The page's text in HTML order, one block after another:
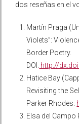
dos reseñas en el
Martín Praga
Violets”:
Border Poetry.
DOI.
http://
Hatice Bay
Revisiting the
Parker Rhodes.
Elsa del Campo